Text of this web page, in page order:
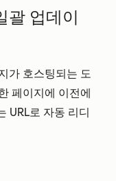
괄 업데이
가 호스팅되는 도
페이지에 이전에
URL로 자동 리디